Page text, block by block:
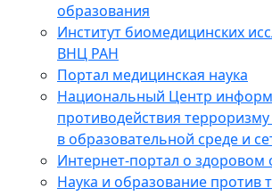
образования
Институт биомедицинских
ВНЦ РАН
Портал медицинская наука
Национальный Центр
противодействия
в образовательной среде и
Интернет-портал о здоровом
Наука и образование против